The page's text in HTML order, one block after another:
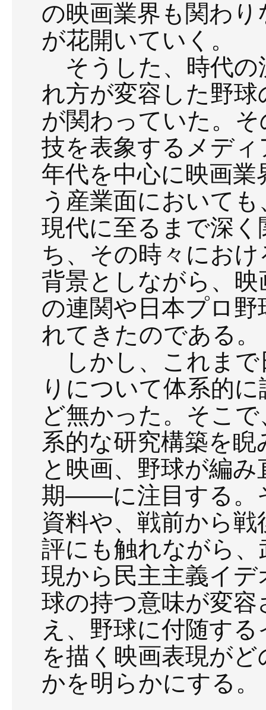
の映画業界も関わ
が花開いていく。
そうした、時代の
れ方が変容した野
が関わっていた。
技を表象するメデ
年代を中心に映画
う産業面において
現代に至るまで深
ち、その時々にお
背景としながら、
の連関や日本プロ
れてきたのである。
しかし、これまで
りについて体系的
ど無かった。そこ
系的な研究構築を
と映画、野球が編
期――に注目する。
資料や、戦前から
評にも触れながら
現から民主主義イ
球の持つ意味が変
え、野球に付随す
を描く映画表現が
かを明らかにする。